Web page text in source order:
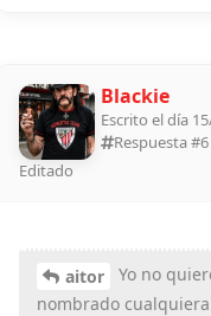
Blackie
Escrito el día
Respuesta #6
Editado
aitor
Yo no
nombrado